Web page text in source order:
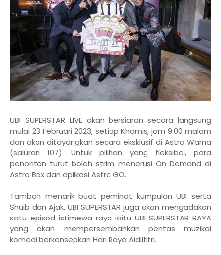
UBI SUPERSTAR LIVE akan bersiaran secara langsung
mulai 23 Februari 2023, setiap Khamis, jam 9.00 malam
dan akan ditayangkan secara eksklusif di Astro Warna
(saluran 107). Untuk pilihan yang fleksibel, para
penonton turut boleh strim menerusi On Demand di
Astro Box dan aplikasi Astro GO.
Tambah menarik buat peminat kumpulan UBI serta
Shuib dan Ajak, UBI SUPERSTAR juga akan mengadakan
satu episod istimewa raya iaitu UBI SUPERSTAR RAYA
yang akan mempersembahkan pentas muzikal
komedi berkonsepkan Hari Raya Aidilfitri.